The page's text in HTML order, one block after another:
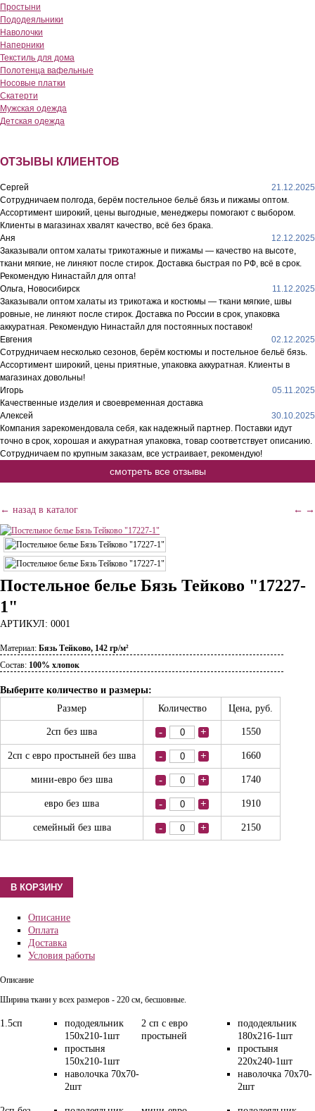
Простыни
Пододеяльники
Наволочки
Наперники
Текстиль для дома
Полотенца вафельные
Носовые платки
Скатерти
Мужская одежда
Детская одежда
ОТЗЫВЫ КЛИЕНТОВ
Сергей
21.12.2025
Сотрудничаем полгода, берём постельное бельё бязь и пижамы оптом.
Ассортимент широкий, цены выгодные, менеджеры помогают с выбором.
Клиенты в магазинах хвалят качество, всё без брака.
Аня
12.12.2025
Заказывали оптом халаты трикотажные и пижамы — качество на высоте,
ткани мягкие, не линяют после стирок. Доставка быстрая по РФ, всё в срок.
Рекомендую Нинастайл для опта!
Ольга, Новосибирск
11.12.2025
Заказывали оптом халаты из трикотажа и костюмы — ткани мягкие, швы
ровные, не линяют после стирок. Доставка по России в срок, упаковка
аккуратная. Рекомендую Нинастайл для постоянных поставок!
Евгения
02.12.2025
Сотрудничаем несколько сезонов, берём костюмы и постельное бельё бязь.
Ассортимент широкий, цены приятные, упаковка аккуратная. Клиенты в
магазинах довольны!
Игорь
05.11.2025
Качественные изделия и своевременная доставка
Алексей
30.10.2025
Компания зарекомендовала себя, как надежный партнер. Поставки идут
точно в срок, хорошая и аккуратная упаковка, товар соответствует описанию.
Сотрудничаем по крупным заказам, все устраивает, рекомендую!
смотреть все отзывы
← →
← назад в каталог
Постельное белье Бязь Тейково "17227-
1"
АРТИКУЛ: 0001
Материал: Бязь Тейково, 142 гр/м²
Состав: 100% хлопок
Выберите количество и размеры:
Размер
Количество Цена, руб.
2сп без шва - + 1550
2сп с евро простыней без шва - + 1660
мини-евро без шва - + 1740
евро без шва - + 1910
семейный без шва - + 2150
Описание
Оплата
Доставка
Условия работы
Описание
Ширина ткани у всех размеров - 220 см, бесшовные.
1.5сп
пододеяльник
150х210-1шт
простыня
150х210-1шт
наволочка 70х70-
2шт
2 сп с евро
простыней
пододеяльник
180х216-1шт
простыня
220х240-1шт
наволочка 70х70-
2шт